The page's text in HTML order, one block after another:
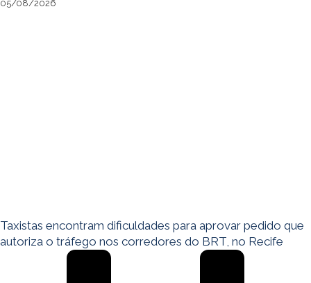
05/08/2026
Taxistas encontram dificuldades para aprovar pedido que
autoriza o tráfego nos corredores do BRT, no Recife